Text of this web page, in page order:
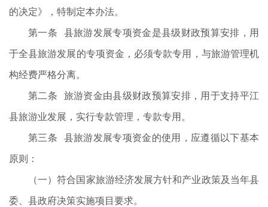
的决定》，特制定本办法。
第一条 县旅游发展专项资金是县级财政预算安排，用
于全县旅游发展的专项资金，必须专款专用，与旅游管理机
构经费严格分离。
第二条 旅游资金由县级财政预算安排，用于支持平江
县旅游业发展，实行专款管理，专款专用。
第三条 县旅游发展专项资金的使用，应遵循以下基本
原则：
（一）符合国家旅游经济发展方针和产业政策及当年县
委、县政府决策实施项目要求。